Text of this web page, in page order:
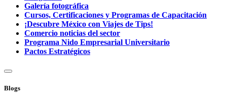
Galería fotográfica
Cursos, Certificaciones y Programas de Capacitación
¡Descubre México con Viajes de Tips!
Comercio noticias del sector
Programa Nido Empresarial Universitario
Pactos Estratégicos
Blogs